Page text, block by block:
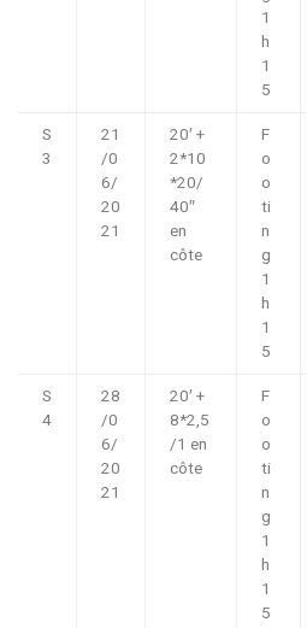
1
h
1
5
S
3
21
/0
6/
20
21
20′ +
2*10
*20/
40″
en
côte
F
o
o
ti
n
g
1
h
1
5
S
4
28
/0
6/
20
21
20′ +
8*2,5
/1 en
côte
F
o
o
ti
n
g
1
h
1
5